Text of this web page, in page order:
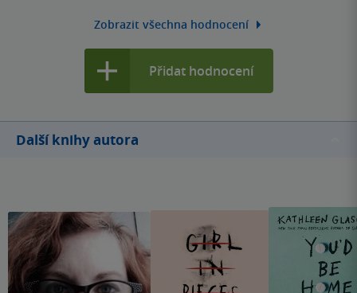
Zobrazit všechna hodnocení
Přidat hodnocení
Další knihy autora